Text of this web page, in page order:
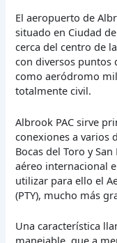
El aeropuerto de
situado en Ciudad
cerca del centro de
con diversos puntos
como aeródromo
totalmente civil.
Albrook PAC sirve
conexiones a varios
Bocas del Toro y
aéreo internacional
utilizar para ello el
(PTY), mucho más
Una característica